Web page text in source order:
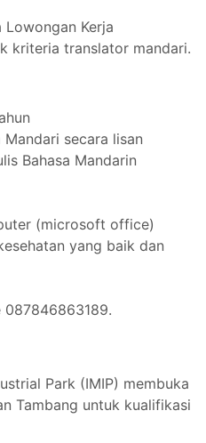
Kerja
kriteria translator mandari.
secara lisan
Bahasa Mandarin
(microsoft office)
yang baik dan
087846863189.
Park (IMIP) membuka
Tambang untuk kualifikasi